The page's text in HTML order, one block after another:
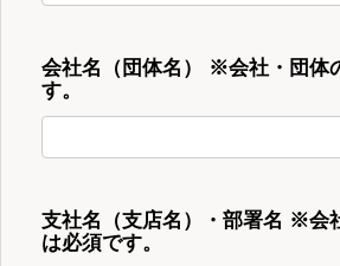
会社名（団体名） ※会社・団体
す。
支社名（支店名）・部署名 ※会
は必須です。